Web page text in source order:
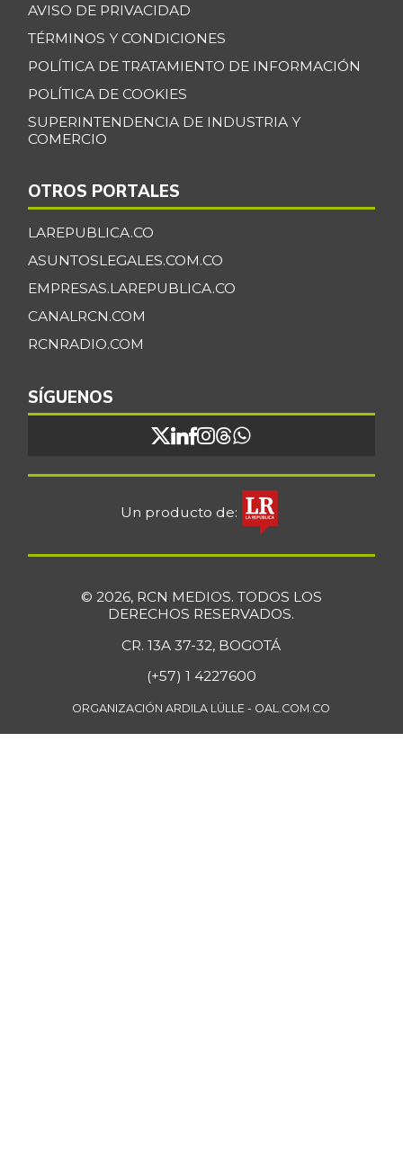
AVISO DE PRIVACIDAD
TÉRMINOS Y CONDICIONES
POLÍTICA DE TRATAMIENTO DE INFORMACIÓN
POLÍTICA DE COOKIES
SUPERINTENDENCIA DE INDUSTRIA Y
COMERCIO
OTROS PORTALES
LAREPUBLICA.CO
ASUNTOSLEGALES.COM.CO
EMPRESAS.LAREPUBLICA.CO
CANALRCN.COM
RCNRADIO.COM
SÍGUENOS
Un producto de:
© 2026, RCN MEDIOS. TODOS LOS
DERECHOS RESERVADOS.
CR. 13A 37-32, BOGOTÁ
(+57) 1 4227600
ORGANIZACIÓN ARDILA LÜLLE - OAL.COM.CO